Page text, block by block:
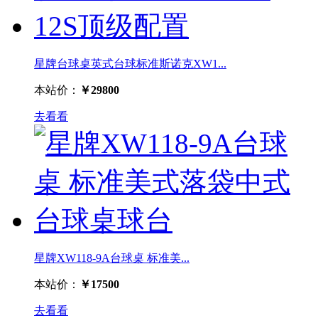
星牌台球桌英式台球标准斯诺克XW1...
本站价： ￥29800
去看看
星牌XW118-9A台球桌 标准美...
本站价： ￥17500
去看看